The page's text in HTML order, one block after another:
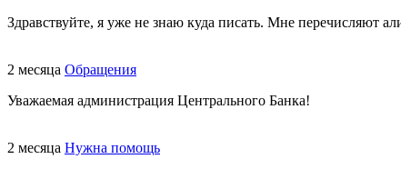
Здравствуйте, я уже не знаю куда писать. Мне перечисляют
2 месяца Обращения
Уважаемая администрация Центрального Банка!
2 месяца Нужна помощь